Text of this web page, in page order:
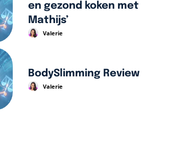
en gezond koken met
Mathijs’
Valerie
BodySlimming Review
Valerie